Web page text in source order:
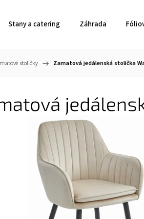
Stany a catering Záhrada
stoličky / Zamatová jedálenská stolička